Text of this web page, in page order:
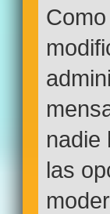
nadie
las